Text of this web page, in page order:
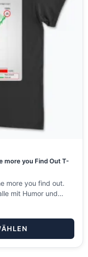
more you Find Out T-
more you find out.
mit Humor und…